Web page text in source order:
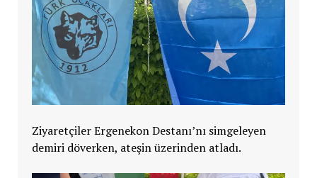
Ziyaretçiler Ergenekon Destanı’nı simgeleyen
demiri döverken, ateşin üzerinden atladı.